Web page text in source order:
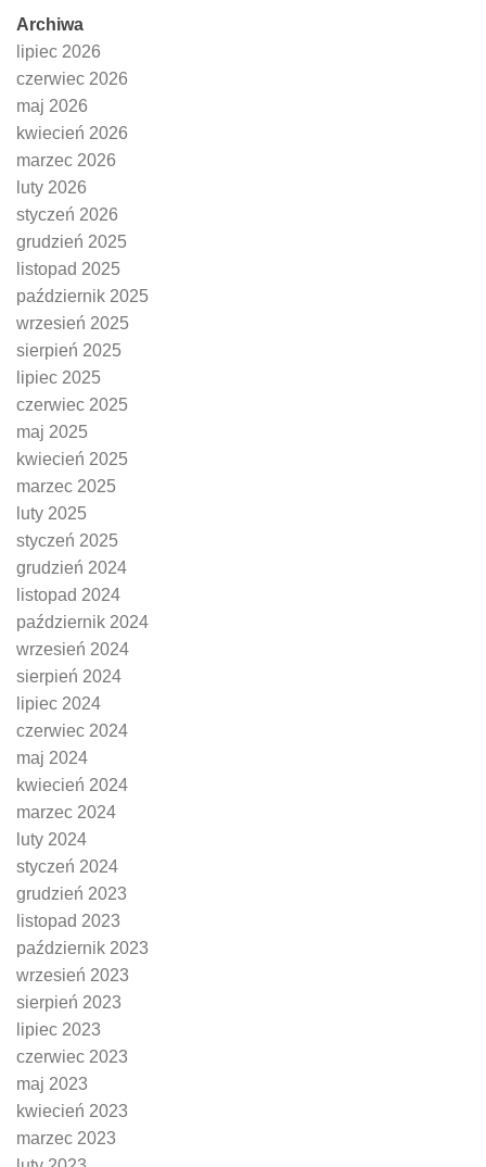
Archiwa
lipiec 2026
czerwiec 2026
maj 2026
kwiecień 2026
marzec 2026
luty 2026
styczeń 2026
grudzień 2025
listopad 2025
październik 2025
wrzesień 2025
sierpień 2025
lipiec 2025
czerwiec 2025
maj 2025
kwiecień 2025
marzec 2025
luty 2025
styczeń 2025
grudzień 2024
listopad 2024
październik 2024
wrzesień 2024
sierpień 2024
lipiec 2024
czerwiec 2024
maj 2024
kwiecień 2024
marzec 2024
luty 2024
styczeń 2024
grudzień 2023
listopad 2023
październik 2023
wrzesień 2023
sierpień 2023
lipiec 2023
czerwiec 2023
maj 2023
kwiecień 2023
marzec 2023